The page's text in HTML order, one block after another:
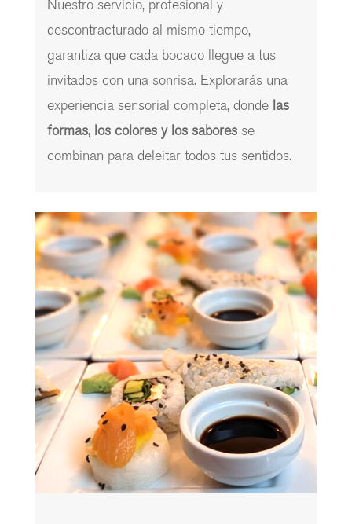
Nuestro servicio, profesional y
descontracturado al mismo tiempo,
garantiza que cada bocado llegue a tus
invitados con una sonrisa. Explorarás una
experiencia sensorial completa, donde las
formas, los colores y los sabores se
combinan para deleitar todos tus sentidos.